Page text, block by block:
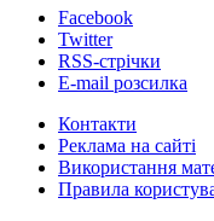
Facebook
Twitter
RSS-стрічки
E-mail розсилка
Контакти
Реклама на сайті
Використання
Правила